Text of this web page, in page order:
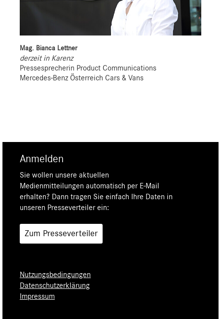
Mag. Bianca Lettner
derzeit in Karenz
Pressesprecherin Product Communications
Mercedes-Benz Österreich Cars & Vans
Anmelden
Sie wollen unsere aktuellen
Medienmitteilungen automatisch per E-Mail
erhalten? Dann tragen Sie einfach Ihre Daten in
unseren Presseverteiler ein:
Zum Presseverteiler
Nutzungsbedingungen
Datenschutzerklärung
Impressum